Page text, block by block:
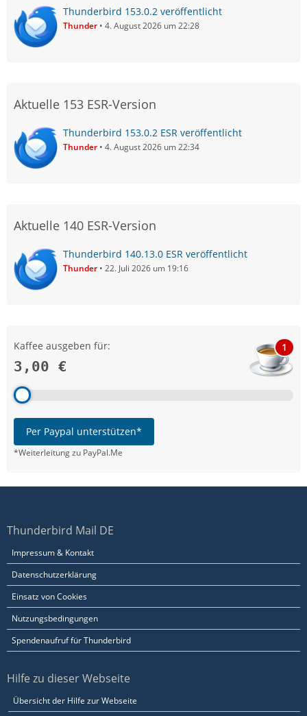
Thunderbird 153.0.2 veröffentlicht
Thunder 4. August 2026 um 22:28
Aktuelle 153 ESR-Version
Thunderbird 153.0.2 ESR veröffentlicht
Thunder 4. August 2026 um 22:34
Aktuelle 140 ESR-Version
Thunderbird 140.13.0 ESR veröffentlicht
Thunder 22. Juli 2026 um 19:16
Kaffee ausgeben für:
3,00 €
1
Per Paypal unterstützen*
*Weiterleitung zu PayPal.Me
Thunderbird Mail DE
Impressum & Kontakt
Datenschutzerklärung
Einsatz von Cookies
Nutzungsbedingungen
Spendenaufruf für Thunderbird
Hilfe zu dieser Webseite
Übersicht der Hilfe zur Webseite